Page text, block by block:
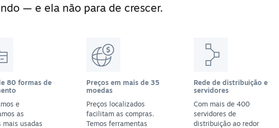
— e ela não para de crescer.
80 formas de
e
as
mais usadas
Preços em mais de 35
moedas
Preços localizados
facilitam as compras.
Temos ferramentas
Rede de distribuição e
servidores
Com mais de 400
servidores de
distribuição ao redor